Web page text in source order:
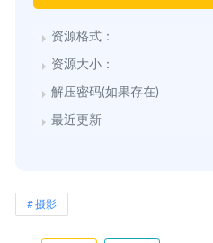
资源格式：
资源大小：
解压密码(如果存在)
最近更新
摄影